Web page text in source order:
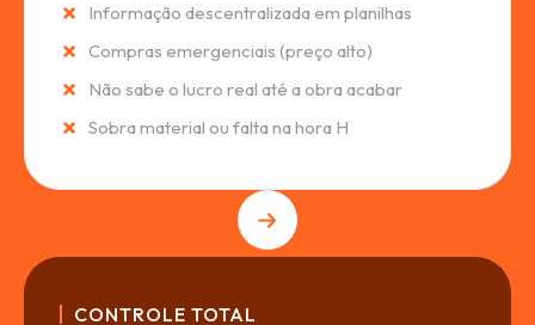
Informação descentralizada em planilhas
Compras emergenciais (preço alto)
Não sabe o lucro real até a obra acabar
Sobra material ou falta na hora H
CONTROLE TOTAL